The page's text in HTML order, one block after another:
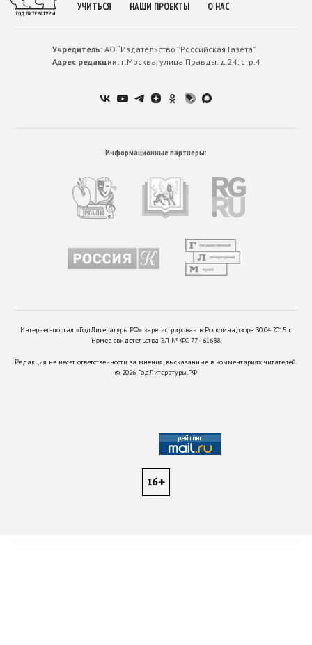
УЧИТЬСЯ
НАШИ ПРОЕКТЫ О НАС
Учредитель:АО “Издательство ”Российская Газета”
Адрес редакции:г.Москва, улица Правды. д.24, стр.4
Информационные партнеры:
Интернет-портал «ГодЛитературы.РФ» зарегистрирован в Роскомнадзоре 30.04.2015 г.
Номер свидетельства ЭЛ № ФС 77 - 61688.
Редакция не несет ответственности за мнения, высказанные в комментариях читателей.
© 2026 ГодЛитературы.РФ
16+